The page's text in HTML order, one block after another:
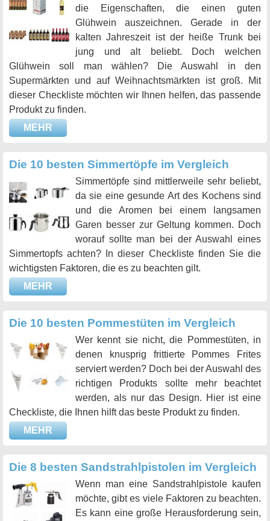
die Eigenschaften, die einen guten
Glühwein auszeichnen. Gerade in der
kalten Jahreszeit ist der heiße Trunk bei
jung und alt beliebt. Doch welchen
Glühwein soll man wählen? Die Auswahl in den
Supermärkten und auf Weihnachtsmärkten ist groß. Mit
dieser Checkliste möchten wir Ihnen helfen, das passende
Produkt zu finden.
MEHR
Die 10 besten Simmertöpfe im Vergleich
Simmertöpfe sind mittlerweile sehr beliebt,
da sie eine gesunde Art des Kochens sind
und die Aromen bei einem langsamen
Garen besser zur Geltung kommen. Doch
worauf sollte man bei der Auswahl eines
Simmertopfs achten? In dieser Checkliste finden Sie die
wichtigsten Faktoren, die es zu beachten gilt.
MEHR
Die 10 besten Pommestüten im Vergleich
Wer kennt sie nicht, die Pommestüten, in
denen knusprig frittierte Pommes Frites
serviert werden? Doch bei der Auswahl des
richtigen Produkts sollte mehr beachtet
werden, als nur das Design. Hier ist eine
Checkliste, die Ihnen hilft das beste Produkt zu finden.
MEHR
Die 8 besten Sandstrahlpistolen im Vergleich
Wenn man eine Sandstrahlpistole kaufen
möchte, gibt es viele Faktoren zu beachten.
Es kann eine große Herausforderung sein,